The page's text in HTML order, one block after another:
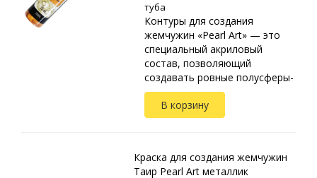
туба
Контуры для создания
жемчужин «Pearl Art» — это
специальный акриловый
состав, позволяющий
создавать ровные полусферы-
жемчужины. Применяются на
любых видах текстиля, стекле,
дереве, бумаге, металле,
В корзину
Краска для создания жемчужин
Таир Pearl Art металлик